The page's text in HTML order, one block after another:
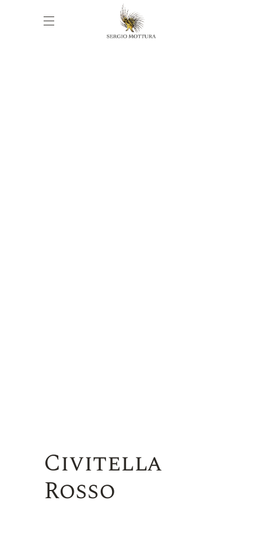
Civitella
Rosso